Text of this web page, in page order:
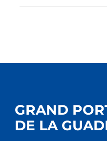
GRAND
DE LA